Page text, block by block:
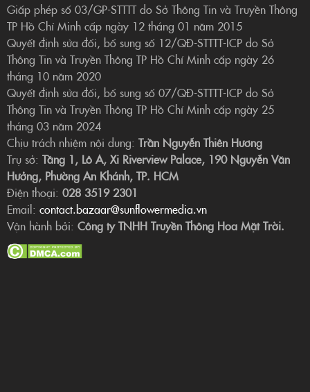
Giấp phép số 03/GP-STTTT do Sở Thông Tin và Truyền Thông
TP Hồ Chí Minh cấp ngày 12 tháng 01 năm 2015
Quyết định sửa đổi, bổ sung số 12/QĐ-STTTT-ICP do Sở
Thông Tin và Truyền Thông TP Hồ Chí Minh cấp ngày 26
tháng 10 năm 2020
Quyết định sửa đổi, bổ sung số 07/QĐ-STTTT-ICP do Sở
Thông Tin và Truyền Thông TP Hồ Chí Minh cấp ngày 25
tháng 03 năm 2024
Chịu trách nhiệm nội dung: Trần Nguyễn Thiên Hương
Trụ sở: Tầng 1, Lô A, Xi Riverview Palace, 190 Nguyễn Văn
Hưởng, Phường An Khánh, TP. HCM
Điện thoại: 028 3519 2301
Email: contact.bazaar@sunflowermedia.vn
Vận hành bởi: Công ty TNHH Truyền Thông Hoa Mặt Trời.